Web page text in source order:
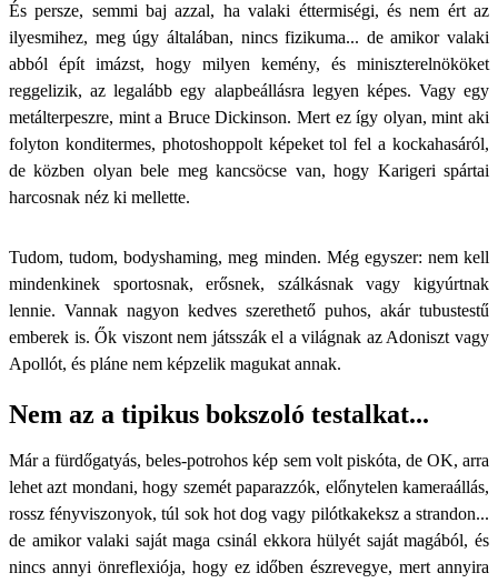
És persze, semmi baj azzal, ha valaki éttermiségi, és nem ért az
ilyesmihez, meg úgy általában, nincs fizikuma... de amikor valaki
abból épít imázst, hogy milyen kemény, és miniszterelnököket
reggelizik, az legalább egy alapbeállásra legyen képes. Vagy egy
metálterpeszre, mint a Bruce Dickinson. Mert ez így olyan, mint aki
folyton konditermes, photoshoppolt képeket tol fel a kockahasáról,
de közben olyan bele meg kancsöcse van, hogy Karigeri spártai
harcosnak néz ki mellette.
Tudom, tudom, bodyshaming, meg minden. Még egyszer: nem kell
mindenkinek sportosnak, erősnek, szálkásnak vagy kigyúrtnak
lennie. Vannak nagyon kedves szerethető puhos, akár tubustestű
emberek is. Ők viszont nem játsszák el a világnak az Adoniszt vagy
Apollót, és pláne nem képzelik magukat annak.
Nem az a tipikus bokszoló testalkat...
Már a fürdőgatyás, beles-potrohos kép sem volt piskóta, de OK, arra
lehet azt mondani, hogy szemét paparazzók, előnytelen kameraállás,
rossz fényviszonyok, túl sok hot dog vagy pilótkakeksz a strandon...
de amikor valaki saját maga csinál ekkora hülyét saját magából, és
nincs annyi önreflexiója, hogy ez időben észrevegye, mert annyira